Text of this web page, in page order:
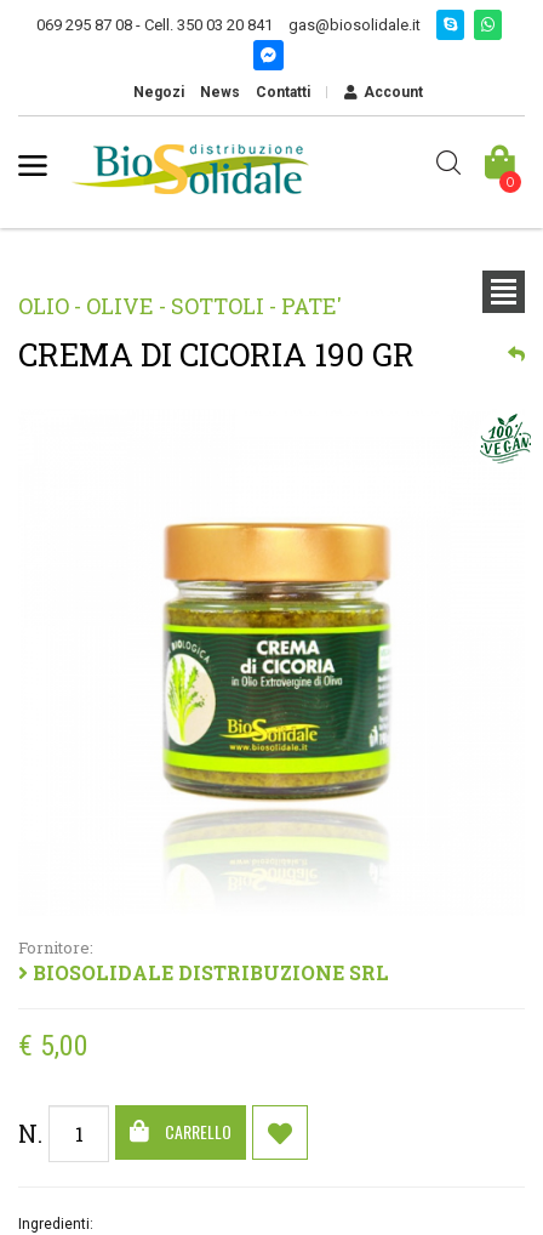
069 295 87 08 - Cell. 350 03 20 841 gas@biosolidale.it
Negozi News Contatti Account
0
OLIO - OLIVE - SOTTOLI - PATE'
CREMA DI CICORIA 190 GR
Fornitore:
BIOSOLIDALE DISTRIBUZIONE SRL
€ 5,00
N. CARRELLO
Ingredienti: